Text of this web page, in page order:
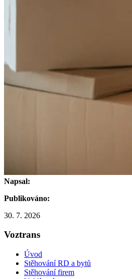
Napsal:
Publikováno:
30. 7. 2026
Voztrans
Úvod
Stěhování RD a bytů
Stěhování firem